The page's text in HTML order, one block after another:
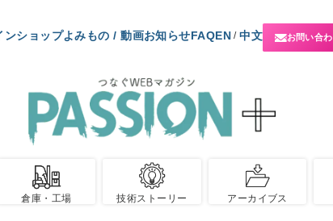
ンショップよみもの / 動画お知らせFAQEN /中文 お問い合
倉庫・工場 技術ストーリー アーカイブス